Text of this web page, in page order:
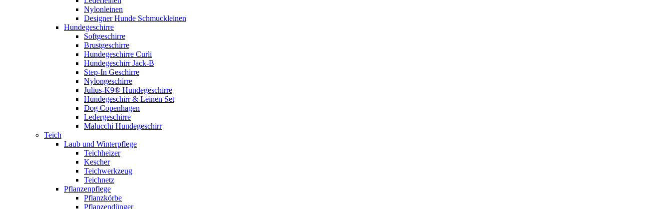
Nylonleinen
Designer Hunde Schmuckleinen
Hundegeschirre
Softgeschirre
Brustgeschirre
Hundegeschirre Curli
Hundegeschirr Jack-B
Step-In Geschirre
Nylongeschirre
Julius-K9® Hundegeschirre
Hundegeschirr & Leinen Set
Dog Copenhagen
Ledergeschirre
Malucchi Hundegeschirr
Teich
Laub und Winterpflege
Teichheizer
Kescher
Teichwerkzeug
Teichnetz
Pflanzenpflege
Pflanzkörbe
Pflanzendünger